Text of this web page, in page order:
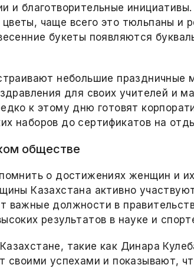
и благотворительные
чаще всего это тюльпаны и
букеты появляются
небольшие праздничные
для своих учителей и
к этому дню готовят
наборов до сертификатов на
обществе
о достижениях женщин и
Казахстана активно
важные должности в
результатов в науке и
такие как Динара
своими успехами и показывают,